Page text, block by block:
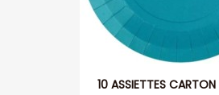
10 ASSIETTES CARTON